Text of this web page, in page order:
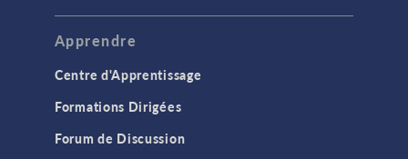
Apprendre
Centre d'Apprentissage
Formations Dirigées
Forum de Discussion